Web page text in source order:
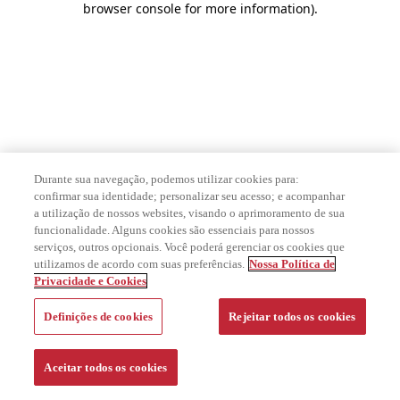
browser console for more information).
Durante sua navegação, podemos utilizar cookies para:
confirmar sua identidade; personalizar seu acesso; e acompanhar
a utilização de nossos websites, visando o aprimoramento de sua
funcionalidade. Alguns cookies são essenciais para nossos
serviços, outros opcionais. Você poderá gerenciar os cookies que
utilizamos de acordo com suas preferências. Nossa Política de
Privacidade e Cookies
Definições de cookies Rejeitar todos os cookies
Aceitar todos os cookies